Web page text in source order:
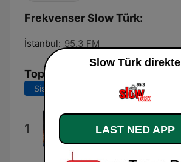
Frekvenser Slow Türk:
İstanbul: 95.3 FM
Topplåter
Siste 7 dager Siste 30 dager
1 Mustafa Sandal
Slow Türk direkte
LAST NED APP